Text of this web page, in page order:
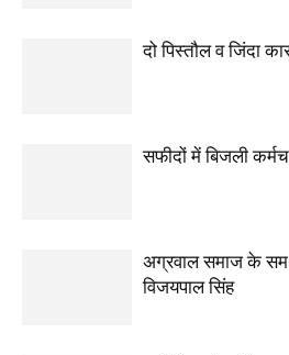
दो पिस्तौल व जिंदा
सफीदों में बिजली
अग्रवाल समाज के
विजयपाल सिंह